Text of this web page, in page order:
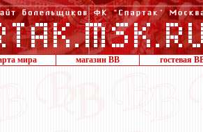
мира магазин ВВ гостевая